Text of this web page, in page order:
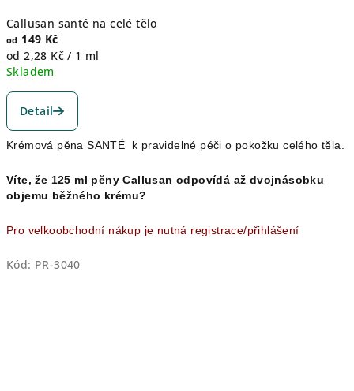
Callusan santé na celé tělo
od 149 Kč
Měrná
cena:
od 2,28 Kč / 1 ml
Skladem
produktu
je
5,0
5
hvězdiček.
Detail
Krémová pěna SANTÉ k pravidelné péči o pokožku celého těla.
Víte, že 125 ml pěny Callusan odpovídá až dvojnásobku
objemu běžného krému?
Pro velkoobchodní nákup je nutná registrace/přihlášení
Kód: PR-3040